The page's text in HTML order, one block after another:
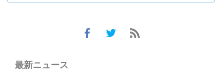
最新ニュース